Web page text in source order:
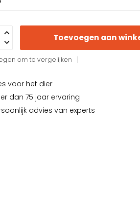
Toevoegen aan
om te vergelijken
voor het dier
dan 75 jaar ervaring
advies van experts